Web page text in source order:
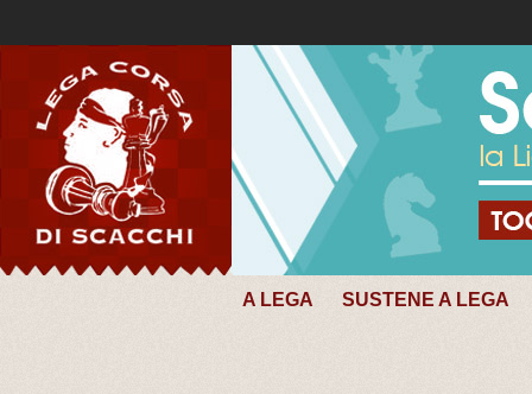
A LEGA SUSTENE A LEGA